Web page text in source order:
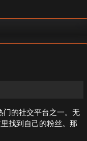
丝-
为
何
门的社交平台之一。无
找到自己的粉丝。那